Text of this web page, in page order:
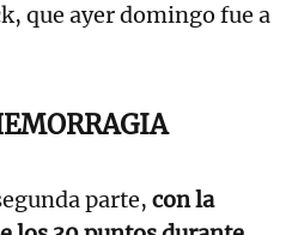
que ayer domingo fue a
parte, con la